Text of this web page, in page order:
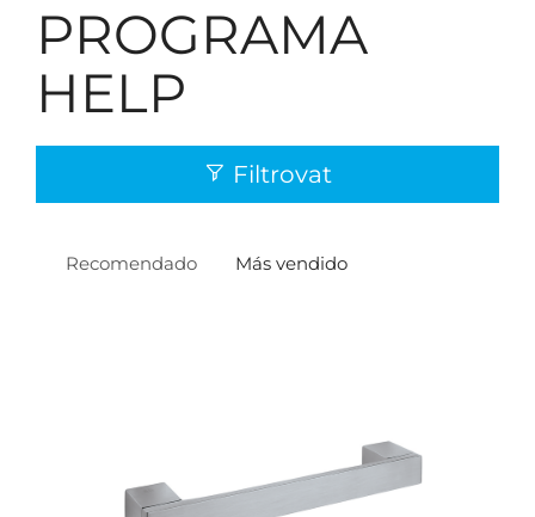
PROGRAMA
HELP
Filtrovat
Recomendado Más vendido